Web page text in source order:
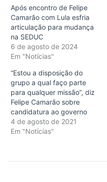
Após encontro de Felipe
Camarão com Lula esfria
articulação para mudança
na SEDUC
6 de agosto de 2024
Em "Notícias"
“Estou a disposição do
grupo a qual faço parte
para qualquer missão”, diz
Felipe Camarão sobre
candidatura ao governo
4 de agosto de 2021
Em "Notícias"